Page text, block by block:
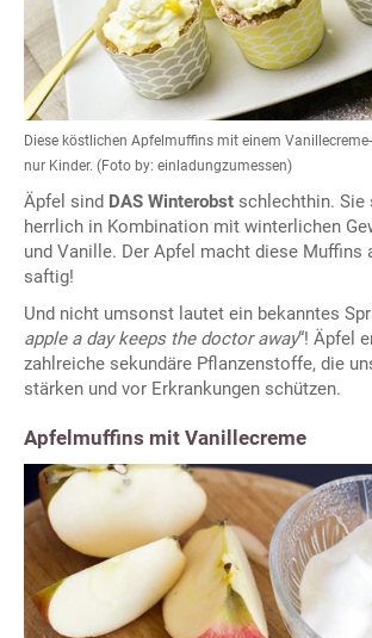
Diese köstlichen Apfelmuffins mit einem
nur Kinder. (Foto by: einladungzumessen)
Äpfel sind DAS Winterobst schlechthin. Sie
herrlich in Kombination mit winterlichen
und Vanille. Der Apfel macht diese Muffins
saftig!
Und nicht umsonst lautet ein bekanntes
apple a day keeps the doctor away“! Äpfel
zahlreiche sekundäre Pflanzenstoffe, die
stärken und vor Erkrankungen schützen.
Apfelmuffins mit Vanillecreme